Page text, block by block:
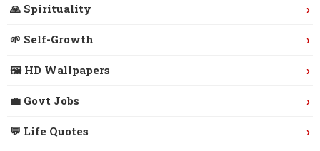
🙏 Spirituality ›
🌱 Self-Growth ›
🖼️ HD Wallpapers ›
💼 Govt Jobs ›
💬 Life Quotes ›